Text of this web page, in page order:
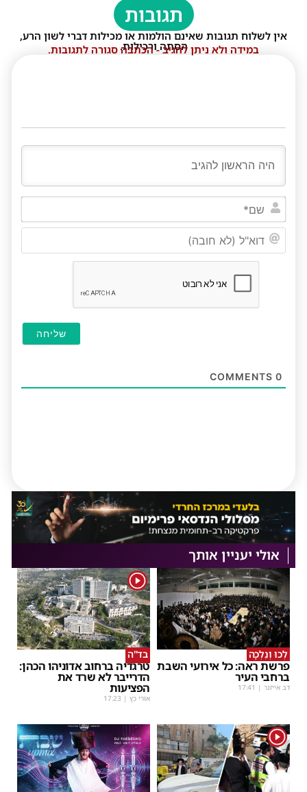
תגובות
אין לשלוח תגובות שאינם הולמות או מכילות דברי לשון הרע,
הסתה ורכילות.
במידה ולא ניתן להגיב - הכתבה סגורה לתגובות.
שם*
0
אולי יעניין אותך
לְכוּ וְנֵלְכָה
פרשת ראה: כל אירועי השבת
ברחבי העיר
דב אייזנר |
17:41
1
בד"ה
טרגדיה ברחוב אדוניהו הכהן:
הדרייבר לא שרד את
הפציעות
אורי כץ |
17:23
1